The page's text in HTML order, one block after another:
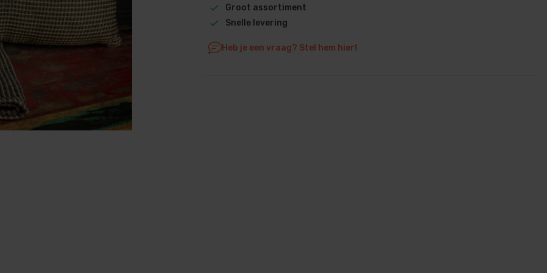
Dolphin M600 onderdelen
Groot assortiment
Snelle levering
Heb je een vraag? Stel hem hier!